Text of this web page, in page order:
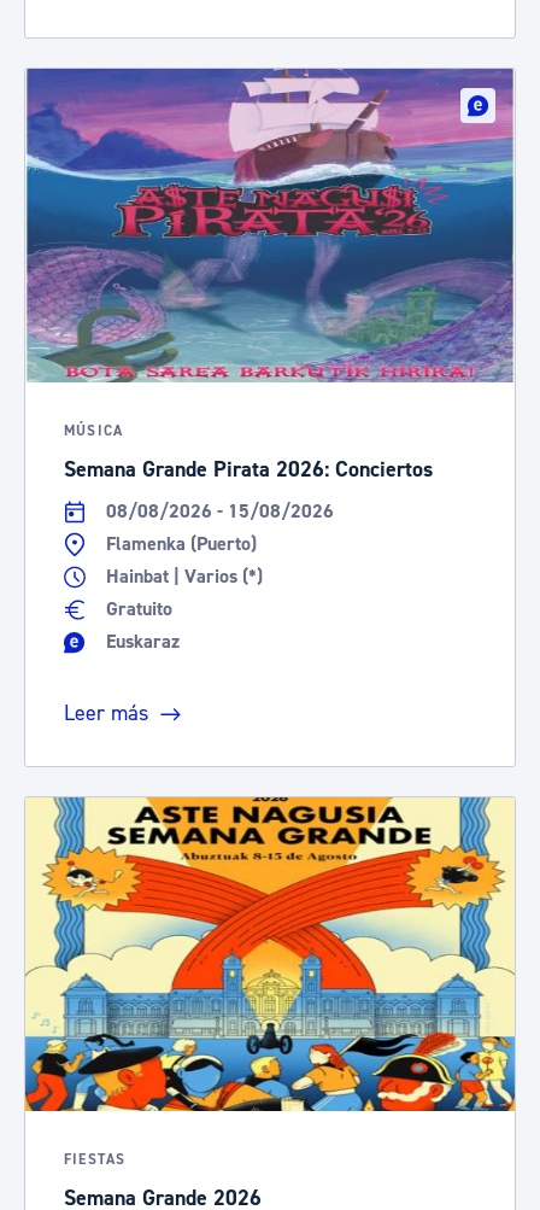
MÚSICA
Semana Grande Pirata 2026: Conciertos
08/08/2026 - 15/08/2026
Flamenka (Puerto)
Hainbat | Varios (*)
Gratuito
Euskaraz
Leer más
FIESTAS
Semana Grande 2026